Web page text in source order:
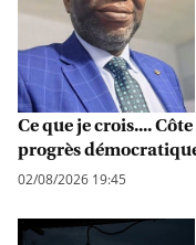
Ce que je crois....
progrès
02/08/2026 19:45